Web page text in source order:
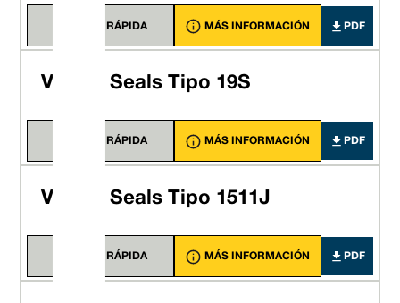
VISTA RÁPIDA MÁS INFORMACIÓN PDF
Vulcan Seals Tipo 19S
VISTA RÁPIDA MÁS INFORMACIÓN PDF
Vulcan Seals Tipo 1511J
VISTA RÁPIDA MÁS INFORMACIÓN PDF